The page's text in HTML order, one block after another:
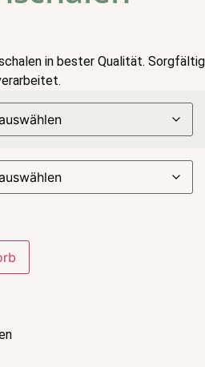
in bester Qualität. Sorgfältig